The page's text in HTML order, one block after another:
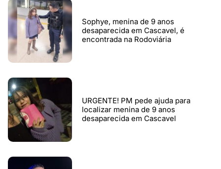
Sophye, menina de 9 anos
desaparecida em Cascavel, é
encontrada na Rodoviária
URGENTE! PM pede ajuda para
localizar menina de 9 anos
desaparecida em Cascavel